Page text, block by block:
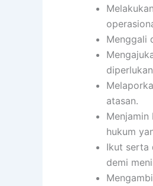
Menggali
atasan.
Menjamin
hukum
Ikut serta
demi